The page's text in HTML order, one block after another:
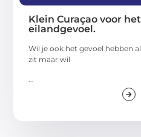
Klein Curaçao voor
eilandgevoel.
Wil je ook het gevoel hebben
zit maar wil
...